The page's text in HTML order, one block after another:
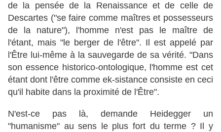
de la pensée de la Renaissance et de celle de
Descartes ("se faire comme maîtres et possesseurs
de la nature"), l'homme n'est pas le maître de
l'étant, mais "le berger de l'être". Il est appelé par
l'Être lui-même à la sauvegarde de sa vérité. "Dans
son essence historico-ontologique, l'homme est cet
étant dont l'être comme ek-sistance consiste en ceci
qu'il habite dans la proximité de l'Être".
N'est-ce pas là, demande Heidegger un
"humanisme" au sens le plus fort du terme ? Il y